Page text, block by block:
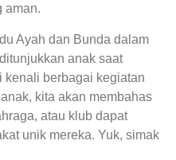
aman.
Ayah dan Bunda dalam
anak saat
kenali berbagai kegiatan
kita akan membahas
atau klub dapat
unik mereka. Yuk, simak